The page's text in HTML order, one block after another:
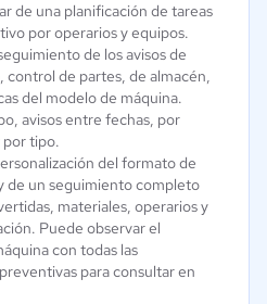
de una planificación de tareas
por operarios y equipos.
de los avisos de
de partes, de almacén,
del modelo de máquina.
avisos entre fechas, por
por tipo.
del formato de
de un seguimiento completo
materiales, operarios y
Puede observar el
con todas las
para consultar en